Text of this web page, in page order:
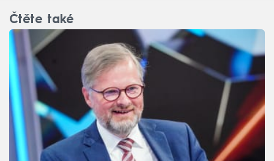
Čtěte také